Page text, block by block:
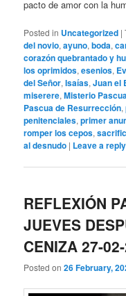
pacto de amor con la
Posted in Uncategorized |
del novio,ayuno,boda,
corazón quebrantado y
los oprimidos,esenios,
del Señor,Isaías,Juan el
miserere,Misterio
Pascua de Resurrección,
penitenciales,primer
romper los cepos,
al desnudo | Leave a reply
REFLEXIÓN
JUEVES
CENIZA 27-
Posted on26 February,